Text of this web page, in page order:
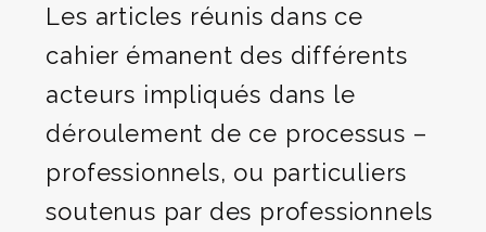
Les articles réunis dans ce
cahier émanent des différents
acteurs impliqués dans le
déroulement de ce processus –
professionnels, ou particuliers
soutenus par des professionnels